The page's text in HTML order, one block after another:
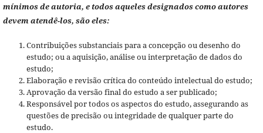
mínimos de autoria, e todos aqueles designados como autores
devem atendê-los, são eles:
Contribuições substanciais para a concepção ou desenho do
estudo; ou a aquisição, análise ou interpretação de dados do
estudo;
Elaboração e revisão crítica do conteúdo intelectual do estudo;
Aprovação da versão final do estudo a ser publicado;
Responsável por todos os aspectos do estudo, assegurando as
questões de precisão ou integridade de qualquer parte do
estudo.